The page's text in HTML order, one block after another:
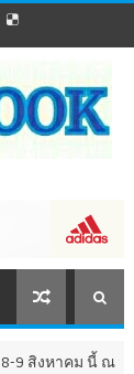
คม นี้ ณ วัดห้วยมง